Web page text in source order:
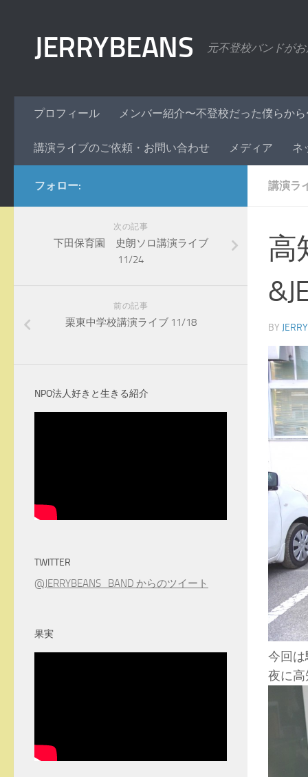
JERRYBEANS 元不登校バンドが
プロフィール メンバー紹介〜不登校だった僕らか
講演ライブのご依頼・お問い合わせ メディア ネ
講演ラ
高
BY
今回
夜に
フォロー:
次の記事
下田保育園 史朗ソロ講演ライブ
11/24
前の記事
栗東中学校講演ライブ 11/18
NPO法人好きと生きる紹介
TWITTER
@JERRYBEANS_BAND からのツイート
果実